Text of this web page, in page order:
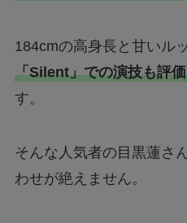
184cmの高身長と甘いル
「Silent」での演技も評
す。
そんな人気者の目黒蓮さ
わせが絶えません。